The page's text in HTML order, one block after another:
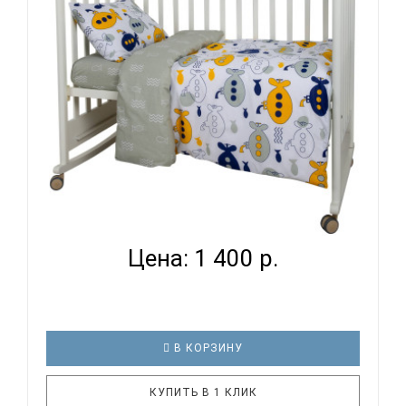
веселый рисунок, высокая устойчивость к частым
стиркам – очень важные пар..
ВОМБАТИК CLASSIC COLLECTION ПОДВОДНАЯ
Цена: 1 400 р.
В КОРЗИНУ
КУПИТЬ В 1 КЛИК